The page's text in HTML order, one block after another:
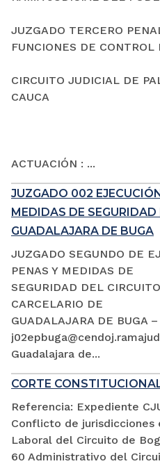
JUZGADO TERCERO
FUNCIONES DE CONTROL
CIRCUITO JUDICIAL DE
CAUCA
ACTUACIÓN : ...
JUZGADO 002
MEDIDAS DE
GUADALAJARA DE BUGA
JUZGADO SEGUNDO DE
PENAS Y MEDIDAS DE
SEGURIDAD DEL
CARCELARIO DE
GUADALAJARA DE BUGA
Guadalajara de...
CORTE
Referencia: Expediente
Conflicto de jurisdicciones
Laboral del Circuito de
60 Administrativo del